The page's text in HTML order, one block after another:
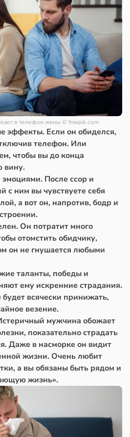
в телефон жены © freepik.com
эффекты. Если он обиделся,
телефон. Или
чтобы вы до конца
вину.
После ссор и
с ним вы чувствуете себя
а вот он, напротив, бодр и
Он потратит много
отомстить обидчику,
он не гнушается любыми
таланты, победы и
ему искренние страдания.
всячески принижать,
везение.
мужчина обожает
показательно страдать
Даже в насморке он видит
жизни. Очень любит
а вы обязаны быть рядом и
жизнь».